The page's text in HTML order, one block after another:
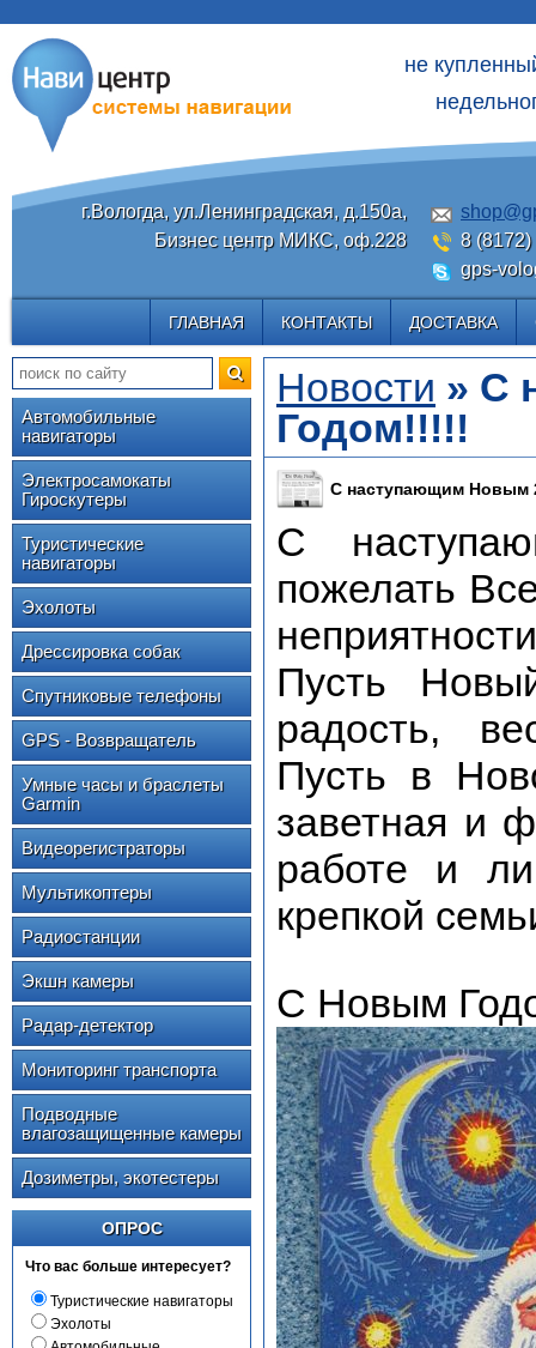
не
г.Вологда, ул.Ленинградская, д.150а,
Бизнес центр МИКС, оф.228
8 (8172)
gps-
ГЛАВНАЯ КОНТАКТЫ ДОСТАВКА
Автомобильные
навигаторы
Электросамокаты
Гироскутеры
Туристические
навигаторы
Эхолоты
Дрессировка собак
Спутниковые телефоны
GPS - Возвращатель
Умные часы и браслеты
Garmin
Видеорегистраторы
Мультикоптеры
Радиостанции
Экшн камеры
Радар-детектор
Мониторинг транспорта
Подводные
влагозащищенные камеры
Дозиметры, экотестеры
ОПРОС
Что вас больше интересует?
Туристические навигаторы
Эхолоты
Новости » С
Годом!!!!!
С наступающим Новым
С
пожелать
Пусть
радость,
Пусть в
заветная и
работе и
крепкой
С Новым